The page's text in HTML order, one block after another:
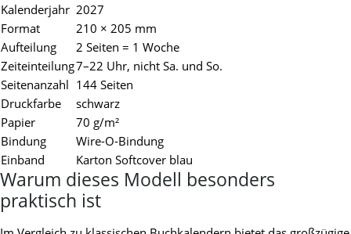
Kalenderjahr 2027
Format
210 × 205 mm
Aufteilung
2 Seiten = 1 Woche
Zeiteinteilung7–22 Uhr, nicht Sa. und So.
Seitenanzahl 144 Seiten
Druckfarbe
schwarz
Papier
70 g/m²
Bindung
Wire-O-Bindung
Einband
Karton Softcover blau
Warum dieses Modell besonders
praktisch ist